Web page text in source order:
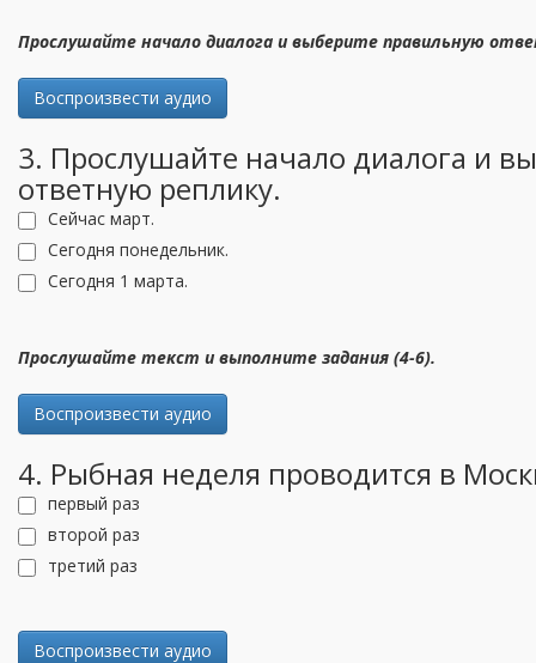
Прослушайте начало диалога и выберите правильную
Воспроизвести аудио
3. Прослушайте начало диалога и
ответную реплику.
Сейчас март.
Сегодня понедельник.
Сегодня 1 марта.
Прослушайте текст и выполните задания (4-6).
Воспроизвести аудио
4. Рыбная неделя проводится в
первый раз
второй раз
третий раз
Воспроизвести аудио